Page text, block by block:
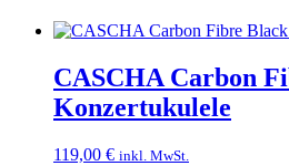
CASCHA Carbon
Konzertukulele
119,00 € inkl. MwSt.